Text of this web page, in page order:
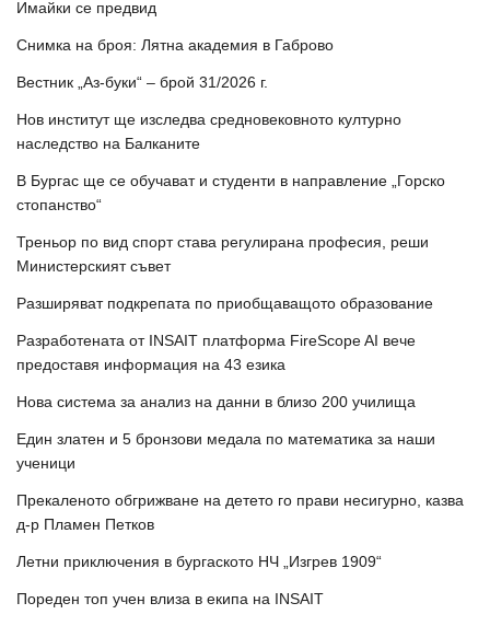
Имайки се предвид
Снимка на броя: Лятна академия в Габрово
Вестник „Аз-буки“ – брой 31/2026 г.
Нов институт ще изследва средновековното културно
наследство на Балканите
В Бургас ще се обучават и студенти в направление „Горско
стопанство“
Треньор по вид спорт става регулирана професия, реши
Министерският съвет
Разширяват подкрепата по приобщаващото образование
Разработената от INSAIT платформа FireScope AI вече
предоставя информация на 43 езика
Нова система за анализ на данни в близо 200 училища
Един златен и 5 бронзови медала по математика за наши
ученици
Прекаленото обгрижване на детето го прави несигурно, казва
д-р Пламен Петков
Летни приключения в бургаското НЧ „Изгрев 1909“
Пореден топ учен влиза в екипа на INSAIT